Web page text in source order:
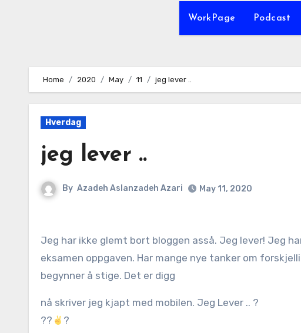
WorkPage Podcast
Home 2020 May 11 jeg lever ..
Hverdag
jeg lever ..
By Azadeh Aslanzadeh Azari May 11, 2020
Jeg har ikke glemt bort bloggen asså. Jeg lever! Jeg har ommøblert, driver ute og inne, reflekterer og skriver på
eksamen oppgaven. Har mange nye tanker om
begynner å stige. Det er digg
nå skriver jeg kjapt med mobilen. Jeg Lever .. ?
??
?